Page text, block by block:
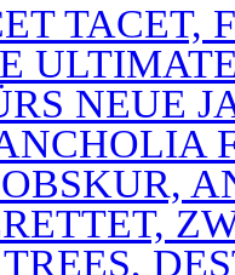
TACET,
NEUE